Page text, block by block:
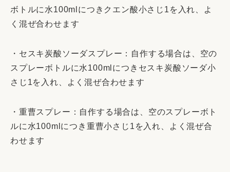
ボトルに水100mlにつきクエン酸小さじ1を入れ、よ
く混ぜ合わせます
・セスキ炭酸ソーダスプレー：自作する場合は、空の
スプレーボトルに水100mlにつきセスキ炭酸ソーダ小
さじ1を入れ、よく混ぜ合わせます
・重曹スプレー：自作する場合は、空のスプレーボト
ルに水100mlにつき重曹小さじ1を入れ、よく混ぜ合
わせます